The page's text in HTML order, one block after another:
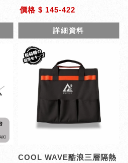
價格 $ 145-422
詳細資料
COOL WAVE酷浪三層隔熱